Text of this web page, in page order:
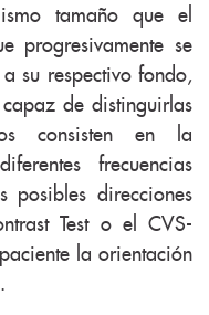
tamaño que el
progresivamente se
su respectivo fondo,
de distinguirlas
consisten en la
frecuencias
posibles direcciones
Test o el CVS-
la orientación